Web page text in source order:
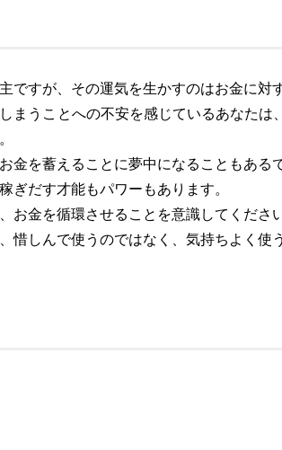
ですが、その運気を生かすのはお金に対
まうことへの不安を感じているあなたは
金を蓄えることに夢中になることもある
ぎだす才能もパワーもあります。
お金を循環させることを意識してください
惜しんで使うのではなく、気持ちよく使